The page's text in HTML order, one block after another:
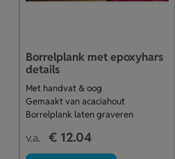
Borrelplank met epoxyhars
details
Met handvat & oog
Gemaakt van acaciahout
Borrelplank laten graveren
v.a. € 12.04